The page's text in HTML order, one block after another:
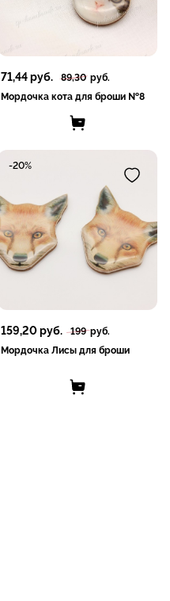
71,44руб. 89,30 руб.
Мордочка кота для броши №8
159,20руб. 199руб.
Мордочка Лисы для броши
-20%